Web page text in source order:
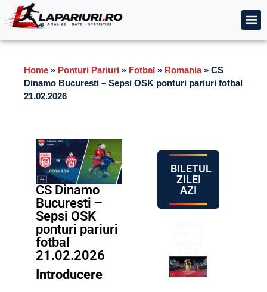
Home » Ponturi Pariuri » Fotbal » Romania» CS
Dinamo Bucuresti – Sepsi OSK ponturi pariuri fotbal
21.02.2026
CS Dinamo
Bucuresti –
Sepsi OSK
ponturi pariuri
fotbal
21.02.2026
Introducere
BILETUL
ZILEI
AZI